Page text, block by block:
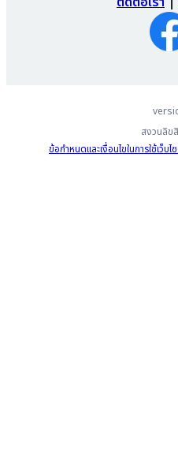
สงวนลิข
ข้อกำหนดและเงื่อนไขในการใช้เว็บไ